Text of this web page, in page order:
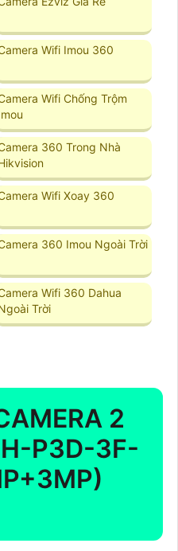
Wifi Imou 360
Wifi Chống Trộm
360 Trong Nhà
Wifi Xoay 360
360 Imou Ngoài Trời
Wifi 360 Dahua
Trời
2
P3D-3F-